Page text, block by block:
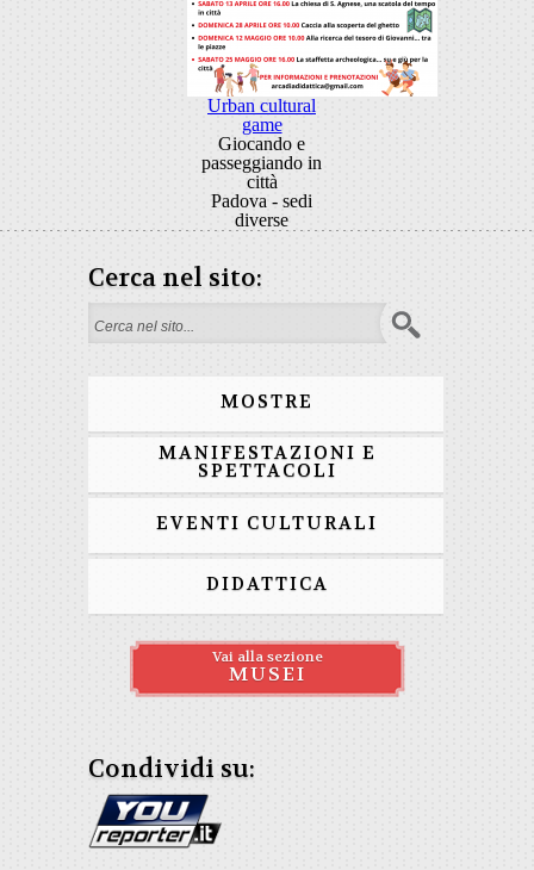
Urban cultural
game
Giocando e
passeggiando in
città
Padova - sedi
diverse
Cerca nel sito:
Form di ricerca
MOSTRE
MANIFESTAZIONI E
SPETTACOLI
EVENTI CULTURALI
DIDATTICA
Vai alla sezione
MUSEI
Condividi su: